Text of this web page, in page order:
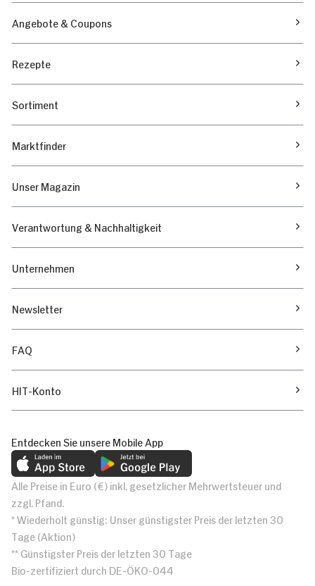
Angebote & Coupons
Rezepte
Sortiment
Marktfinder
Unser Magazin
Verantwortung & Nachhaltigkeit
Unternehmen
Newsletter
FAQ
HIT-Konto
Entdecken Sie unsere Mobile App
Alle Preise in Euro (€) inkl. gesetzlicher Mehrwertsteuer und
zzgl. Pfand.
* Wiederholt günstig: Unser günstigster Preis der letzten 30
Tage (Aktion)
** Günstigster Preis der letzten 30 Tage
Bio-zertifiziert durch DE-ÖKO-044